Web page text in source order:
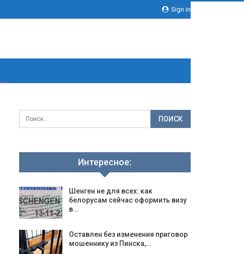
Sign in
Интересное:
Шенген не для всех: как
белорусам сейчас оформить визу
в…
Оставлен без изменения приговор
мошеннику из Пинска,…